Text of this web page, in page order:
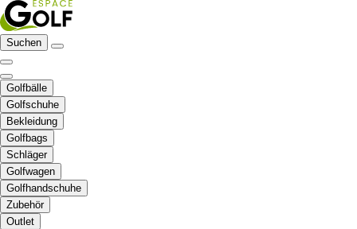
Suchen
Golfbälle
Golfschuhe
Bekleidung
Golfbags
Schläger
Golfwagen
Golfhandschuhe
Zubehör
Outlet